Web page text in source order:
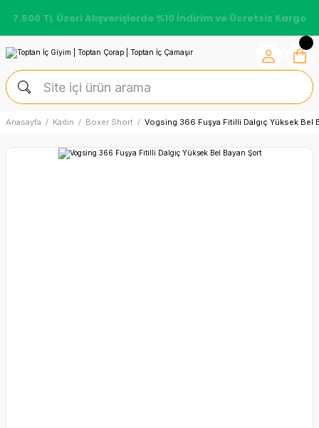
7.500 TL Üzeri Alışverişlerde %10 İndirim ve Ücretsiz Kargo
Anasayfa Kadın Boxer Short Vogsing 366 Fuşya Fitilli Dalgıç Yüksek Bel